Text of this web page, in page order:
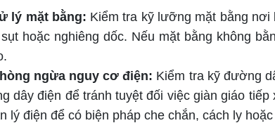
lý mặt bằng: Kiểm tra kỹ lưỡng mặt bằng nơi
hoặc nghiêng dốc. Nếu mặt bằng không
ngừa nguy cơ điện: Kiểm tra kỹ đường
dây điện để tránh tuyệt đối việc giàn giáo
lý điện để có biện pháp che chắn, cách ly